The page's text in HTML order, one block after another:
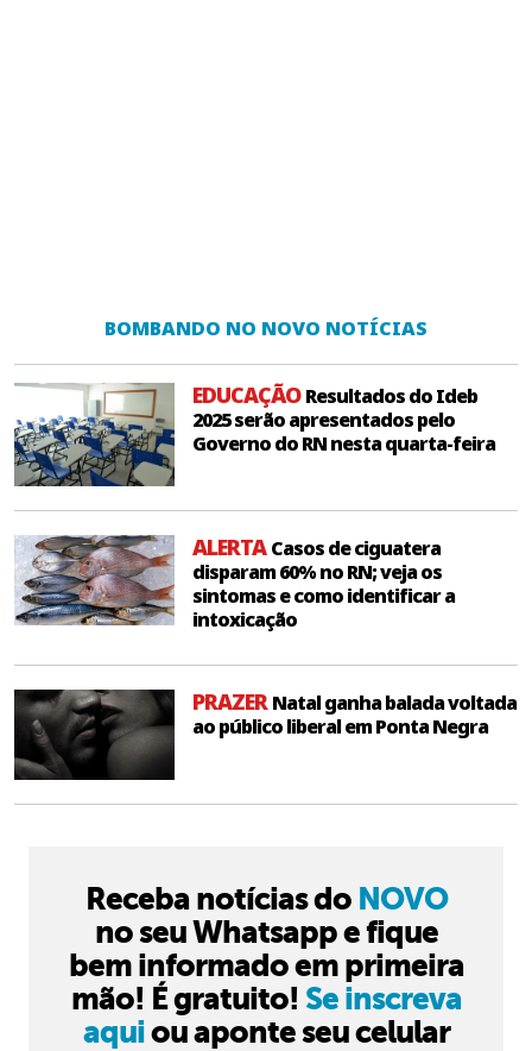
BOMBANDO NO NOVO NOTÍCIAS
EDUCAÇÃOResultados do Ideb
2025 serão apresentados pelo
Governo do RN nesta quarta-feira
ALERTACasos de ciguatera
disparam 60% no RN; veja os
sintomas e como identificar a
intoxicação
PRAZERNatal ganha balada voltada
ao público liberal em Ponta Negra
Receba notícias do NOVO
no seu Whatsapp e fique
bem informado em primeira
mão! É gratuito! Se inscreva
aquiou aponte seu celular